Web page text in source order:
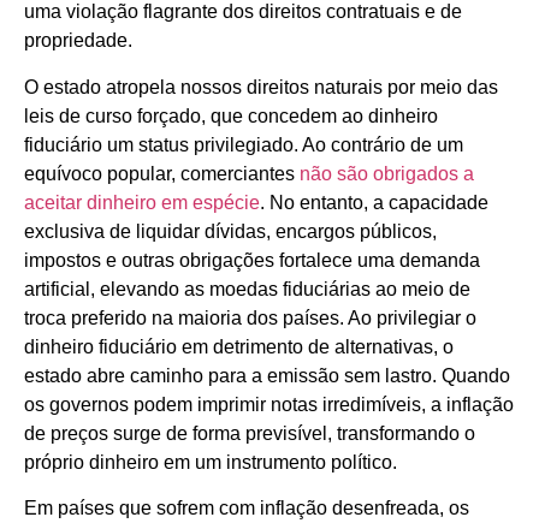
uma violação flagrante dos direitos contratuais e de
propriedade.
O estado atropela nossos direitos naturais por meio das
leis de curso forçado, que concedem ao dinheiro
fiduciário um status privilegiado. Ao contrário de um
equívoco popular, comerciantes não são obrigados a
aceitar dinheiro em espécie. No entanto, a capacidade
exclusiva de liquidar dívidas, encargos públicos,
impostos e outras obrigações fortalece uma demanda
artificial, elevando as moedas fiduciárias ao meio de
troca preferido na maioria dos países. Ao privilegiar o
dinheiro fiduciário em detrimento de alternativas, o
estado abre caminho para a emissão sem lastro. Quando
os governos podem imprimir notas irredimíveis, a inflação
de preços surge de forma previsível, transformando o
próprio dinheiro em um instrumento político.
Em países que sofrem com inflação desenfreada, os